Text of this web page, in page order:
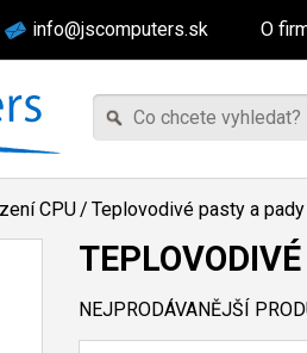
info@jscomputers.sk O
CPU/ Teplovodivé pasty a pady
NEJPRODÁVANĚJŠÍ